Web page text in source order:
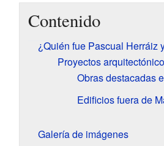
Contenido
¿Quién fue Pascual Herráiz
Proyectos
Obras destacadas
Edificios fuera de
Galería de imágenes